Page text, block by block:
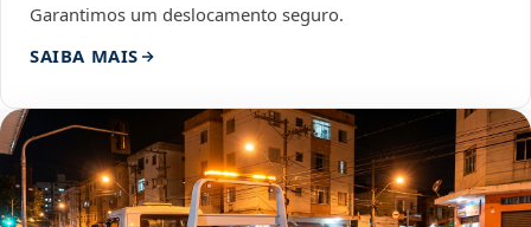
Garantimos um deslocamento seguro.
SAIBA MAIS